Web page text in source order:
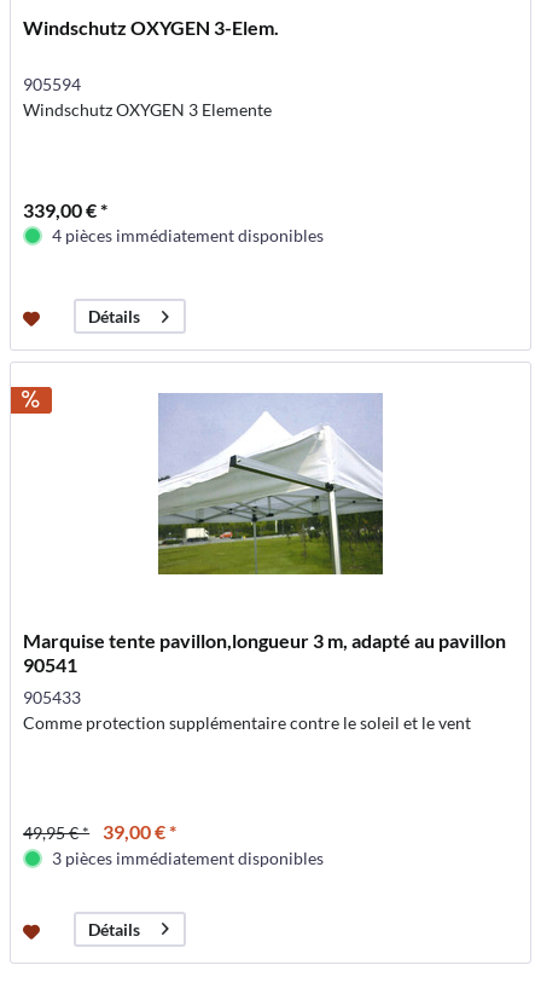
Windschutz OXYGEN 3-Elem.
905594
Windschutz OXYGEN 3 Elemente
339,00 € *
4 pièces immédiatement disponibles
Détails
Marquise tente pavillon,longueur 3 m, adapté au pavillon
90541
905433
Comme protection supplémentaire contre le soleil et le vent
49,95 € * 39,00 € *
3 pièces immédiatement disponibles
Détails